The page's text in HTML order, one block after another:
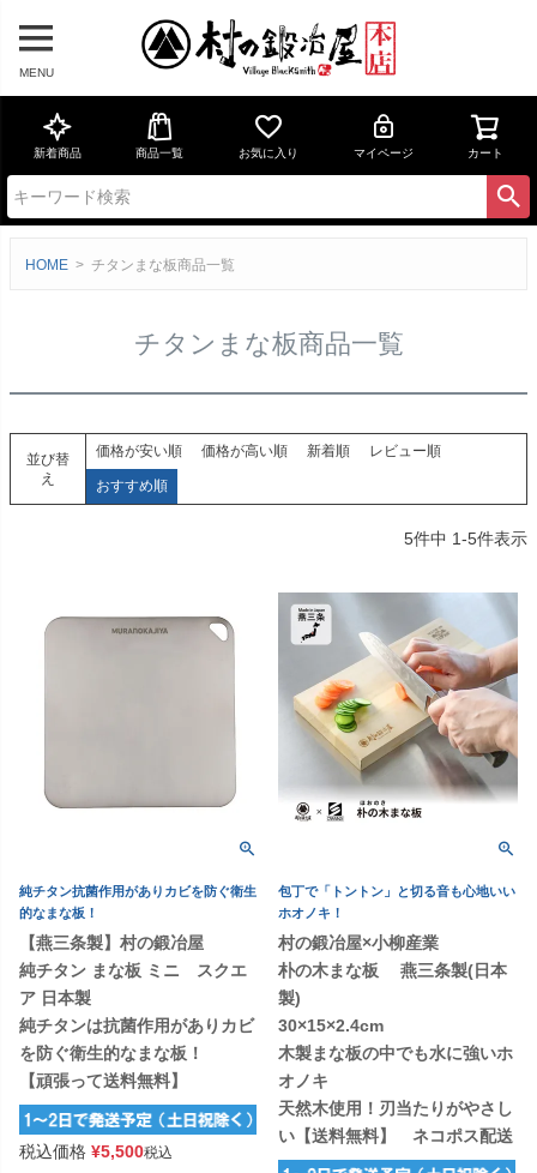
MENU
新着商品 商品一覧 お気に入り マイページ カート
HOME チタンまな板商品一覧
チタンまな板商品一覧
並び替
え
価格が安い順 価格が高い順 新着順 レビュー順
おすすめ順
5件中 1-5件表示
純チタン抗菌作用がありカビを防ぐ衛生
的なまな板！
【燕三条製】村の鍛冶屋
純チタン まな板 ミニ スクエ
ア 日本製
純チタンは抗菌作用がありカビ
を防ぐ衛生的なまな板！
【頑張って送料無料】
税込価格 ¥5,500税込
包丁で「トントン」と切る音も心地いい
ホオノキ！
村の鍛冶屋×小柳産業
朴の木まな板 燕三条製(日本
製)
30×15×2.4cm
木製まな板の中でも水に強いホ
オノキ
天然木使用！刃当たりがやさし
い【送料無料】 ネコポス配送